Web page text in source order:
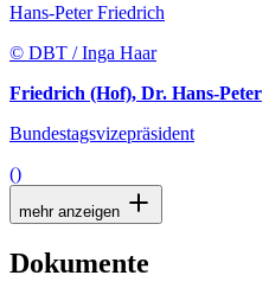
Hans-Peter Friedrich
© DBT / Inga Haar
Friedrich (Hof), Dr. Hans-Peter
Bundestagsvizepräsident
()
mehr anzeigen
Dokumente